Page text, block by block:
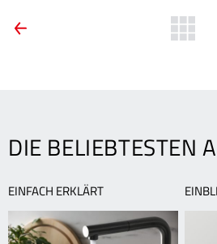
ARTIKEL-
Natur
Zurück
zur
DIE BELIEBTESTEN
EINFACH ERKLÄRT